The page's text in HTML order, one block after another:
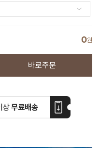
0원
바로주문